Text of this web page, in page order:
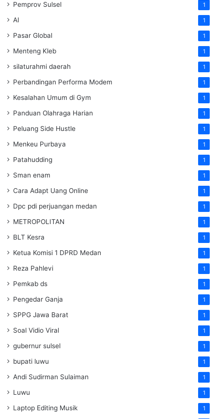
Pemprov Sulsel 1
AI 1
Pasar Global 1
Menteng Kleb 1
silaturahmi daerah 1
Perbandingan Performa Modem 1
Kesalahan Umum di Gym 1
Panduan Olahraga Harian 1
Peluang Side Hustle 1
Menkeu Purbaya 1
Patahudding 1
Sman enam 1
Cara Adapt Uang Online 1
Dpc pdi perjuangan medan 1
METROPOLITAN 1
BLT Kesra 1
Ketua Komisi 1 DPRD Medan 1
Reza Pahlevi 1
Pemkab ds 1
Pengedar Ganja 1
SPPG Jawa Barat 1
Soal Vidio Viral 1
gubernur sulsel 1
bupati luwu 1
Andi Sudirman Sulaiman 1
Luwu 1
Laptop Editing Musik 1